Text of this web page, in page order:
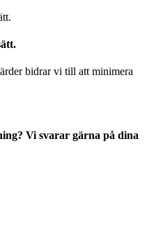
bidrar vi till att minimera
Vi svarar gärna på dina